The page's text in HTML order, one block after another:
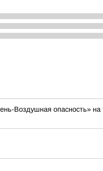
Воздушная опасность» на